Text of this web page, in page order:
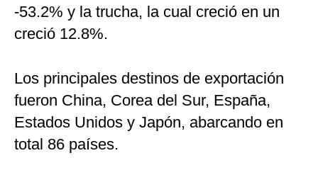
-53.2% y la trucha, la cual creció en un
creció 12.8%.​
Los principales destinos de exportación
fueron China, Corea del Sur, España,
Estados Unidos y Japón, abarcando en
total 86 países.